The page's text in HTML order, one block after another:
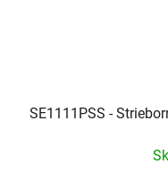
SE1111PSS -